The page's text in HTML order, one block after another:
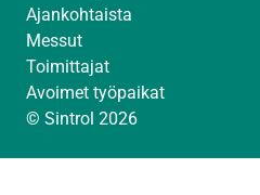
Ajankohtaista
Messut
Toimittajat
Avoimet työpaikat
© Sintrol 2026